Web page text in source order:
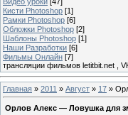
Кисти Photoshop [1]
Рамки Photoshop [6]
Обложки Photoshop [2]
Шаблоны Photoshop [1]
Наши Разработки [6]
Фильмы Онлайн [7]
трансляции фильмов letitbit.net ,
Главная » 2011 » Август » 17 »
Орлов Алекс — Ловушка для